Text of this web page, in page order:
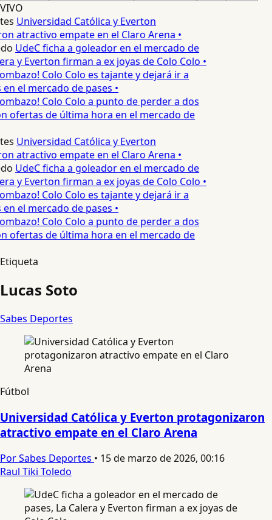
VIVO
Universidad Católica y Everton
atractivo empate en el Claro Arena •
UdeC ficha a goleador en el mercado de
y Everton firman a ex joyas de Colo Colo •
Colo Colo es tajante y dejará ir a
el mercado de pases •
Colo Colo a punto de perder a dos
ofertas de última hora en el mercado de
Universidad Católica y Everton
atractivo empate en el Claro Arena •
UdeC ficha a goleador en el mercado de
y Everton firman a ex joyas de Colo Colo •
Colo Colo es tajante y dejará ir a
el mercado de pases •
Colo Colo a punto de perder a dos
ofertas de última hora en el mercado de
Etiqueta
Lucas Soto
Sabes Deportes
Fútbol
Universidad Católica y Everton protagonizaron
atractivo empate en el Claro Arena
Por Sabes Deportes • 15 de marzo de 2026, 00:16
Raul Tiki Toledo